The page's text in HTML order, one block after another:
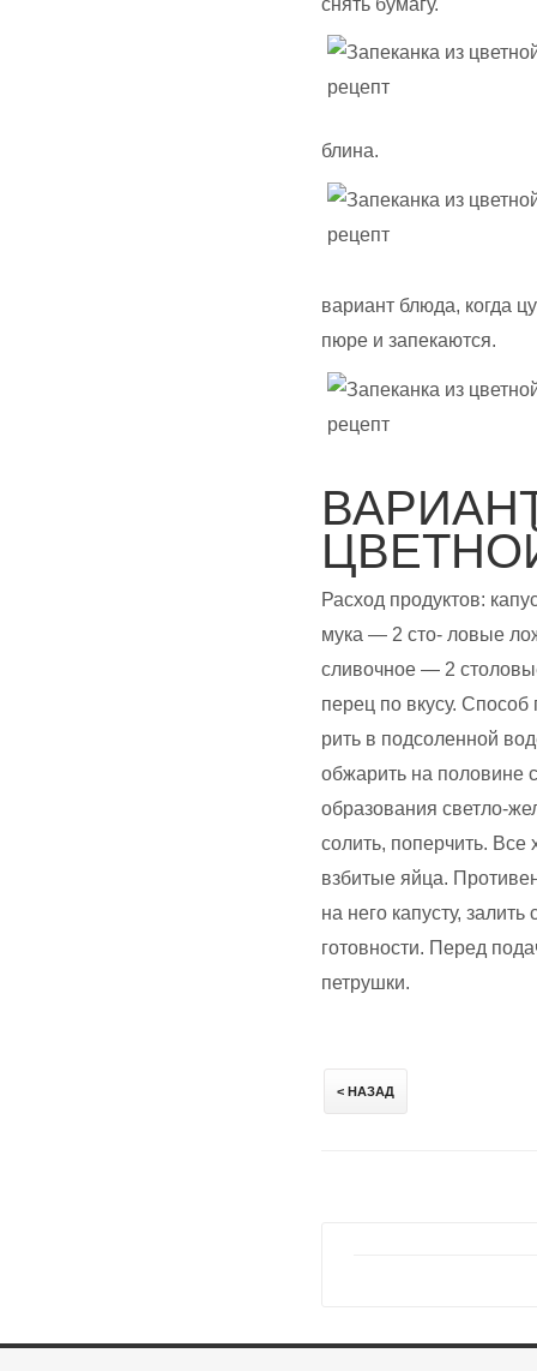
блина.
вариант блюда, когда
пюре и запекаются.
Расход продуктов:
мука — 2 сто- ловые
сливочное — 2
перец по вкусу. Способ
рить в подсоленной
обжарить на половине
образования светло-
солить, поперчить.
взбитые яйца.
на него капусту,
готовности. Перед
петрушки.
< НАЗАД